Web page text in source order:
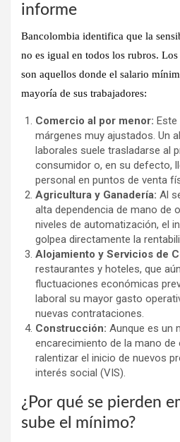
informe
Bancolombia identifica que la
no es igual en todos los rubros. Los
son aquellos donde el salario
mayoría de sus trabajadores:
Comercio al por menor:
márgenes muy ajustados. Un
laborales suele trasladarse al
consumidor o, en su defecto,
personal en puntos de venta
Agricultura y Ganadería: Al
alta dependencia de mano de
niveles de automatización, el
golpea directamente la
Alojamiento y Servicios de
restaurantes y hoteles, que
fluctuaciones económicas
laboral su mayor gasto
nuevas contrataciones.
Construcción: Aunque es un
encarecimiento de la mano de
ralentizar el inicio de nuevos
interés social (VIS).
¿Por qué se pierden
sube el mínimo?